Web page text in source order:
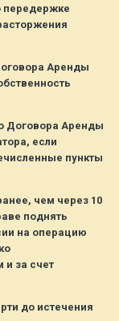
передержке
Аренды
Договора Аренды
если
пункты
чем через 10
поднять
на операцию
за счет
до истечения